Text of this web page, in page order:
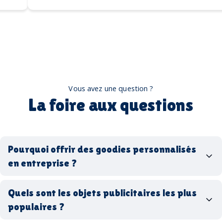
Vous avez une question ?
La foire aux questions
Pourquoi offrir des goodies personnalisés
en entreprise ?
Quels sont les objets publicitaires les plus
populaires ?